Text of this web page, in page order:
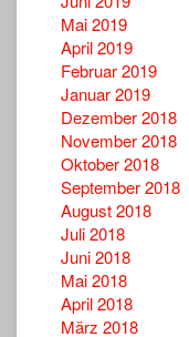
Mai 2019
April 2019
Februar 2019
Januar 2019
Dezember 2018
November 2018
Oktober 2018
September 2018
August 2018
Juli 2018
Juni 2018
Mai 2018
April 2018
März 2018